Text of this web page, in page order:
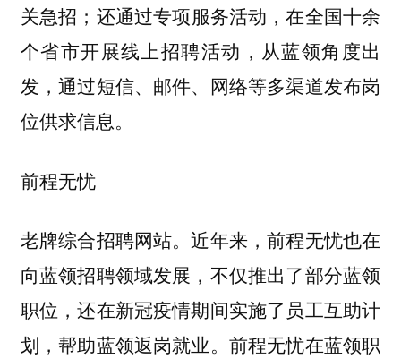
关急招；还通过专项服务活动，在全国十余
个省市开展线上招聘活动，从蓝领角度出
发，通过短信、邮件、网络等多渠道发布岗
位供求信息。
前程无忧
老牌综合招聘网站。近年来，前程无忧也在
向蓝领招聘领域发展，不仅推出了部分蓝领
职位，还在新冠疫情期间实施了员工互助计
划，帮助蓝领返岗就业。前程无忧在蓝领职